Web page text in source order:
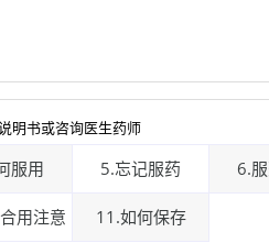
明书或咨询医生药师
服用 5.忘记服药 6.
用注意 11.如何保存